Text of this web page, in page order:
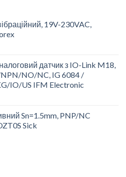
19V-230VAC,
датчик з IO-Link M18,
NPN/NO/NC, IG 6084 /
IO/US IFM Electronic
Sn=1.5mm, PNP/NC
Sick